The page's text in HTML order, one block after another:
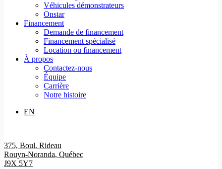
Véhicules démonstrateurs
Onstar
Financement
Demande de financement
Financement spécialisé
Location ou financement
À propos
Contactez-nous
Équipe
Carrière
Notre histoire
EN
375, Boul. Rideau
Rouyn-Noranda, Québec
J9X 5Y7